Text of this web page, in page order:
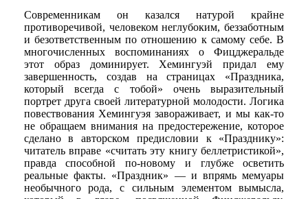
Современникам он казался натурой крайне
противоречивой, человеком неглубоким, беззаботным
и безответственным по отношению к самому себе. В
многочисленных воспоминаниях о Фицджеральде
этот образ доминирует. Хемингуэй придал ему
завершенность, создав на страницах «Праздника,
который всегда с тобой» очень выразительный
портрет друга своей литературной молодости. Логика
повествования Хемингуэя завораживает, и мы как-то
не обращаем внимания на предостережение, которое
сделано в авторском предисловии к «Празднику»:
читатель вправе «считать эту книгу беллетристикой»,
правда способной по-новому и глубже осветить
реальные факты. «Праздник» — и впрямь мемуары
необычного рода, с сильным элементом вымысла,